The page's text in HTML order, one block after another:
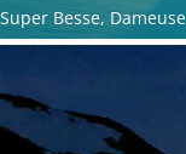
Super Besse,